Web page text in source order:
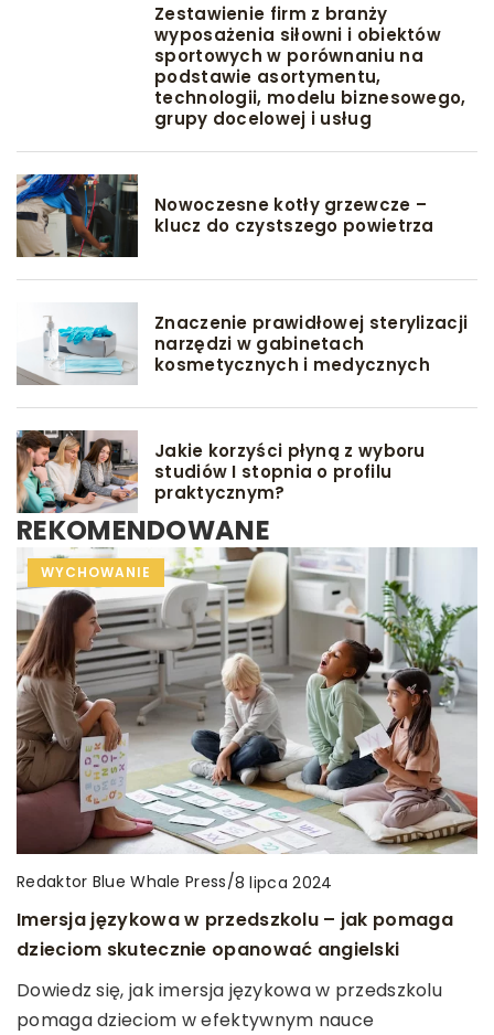
Zestawienie firm z branży
wyposażenia siłowni i obiektów
sportowych w porównaniu na
podstawie asortymentu,
technologii, modelu biznesowego,
grupy docelowej i usług
Nowoczesne kotły grzewcze –
klucz do czystszego powietrza
Znaczenie prawidłowej sterylizacji
narzędzi w gabinetach
kosmetycznych i medycznych
Jakie korzyści płyną z wyboru
studiów I stopnia o profilu
praktycznym?
REKOMENDOWANE
INNE
Redaktor Blue Whale Press/14 czerwca 2024
Jak wybrać odpowiedniego specjalistę
stomatologii cyfrowej?
Artykuł porusza najważniejsze aspekty, które
należy wziąć pod uwagę podczas wybierania
WYCHOWANIE
Redaktor Blue Whale Press/8 lipca 2024
Imersja językowa w przedszkolu – jak pomaga
dzieciom skutecznie opanować angielski
Dowiedz się, jak imersja językowa w przedszkolu
pomaga dzieciom w efektywnym nauce
INNE
Redaktor Blue Whale Press/16 grudnia 2025
Jak poprawić komfort pracy w salonie
kosmetycznym dzięki nowoczesnym
technologiom?
Odkryj, jak nowoczesne technologie mogą